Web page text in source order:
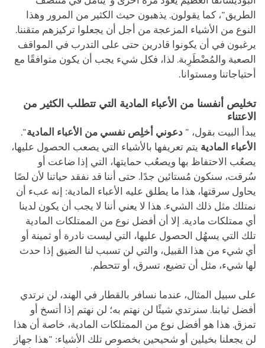
الطريق"، كما يقولون. يذهبون حيث الكثير من المرور وهذا
النوع من الأشياء المزعجة من أجل أن يجعلوا تركيزهم متقننا.
يرغبون في أن يكونوا قادرين حتى على التدرب في المواقف
الصعبة والمُضْطَرِبة. لذا، فكل شيء يجب أن يكون متوافقًا مع
أحتياجاتنا ومستوانا.
تخليص أنفسنا من الأعباء المادية التي تتطلب الكثير من
الاعتناء
يبدأ البيت بقول، " دعوني أخلِص نفسي من الأعباء المادية".
الأعباء المادية يتم تعريفها بالأشياء التي يصعب الحصول عليها،
يصعُب الاحتفاظ بها ويصعُب حمايتها، التي إذا ضاعت أو
سُرقت، سنكون مُستائين جدًا. حتى أننا قد نفقد حياتنا لأن لصًا
يحاول سرقتها، هذا ما يطلق عليه الأعباء المادية: إنه عبء أن
نمتلك مثل ذلك الشيء. هذا لا يعني أننا لا يجب أن يكون لدينا
أي ممتلكات مادية. إلا أن أفضل نوع من الممتلكات المادية
تلك التي يسهُل الحصول عليها، التي ليست نادرة أو ثمينة أو
أي شيء من هذا القبيل، والتي لن تسبب لنا الضيق إذا حدث
لها شيء، مثل أن تضيع، تسرق، أو تتحطم.
على سبيل المثال، عندما نسافر بالقطار في الهند، لن نرتدي
أفضل ثيابنا. سنرتدي شيئًا لن نهتم به؛ لن نهتم إذا أتسخ أو
تمزق. هذا هو أفضل نوع من الممتلكات المادية، خاصة أن هذا
لن يجعلنا بخيلين أو شحيحين بخصوص تلك الأشياء: "هذا جهاز